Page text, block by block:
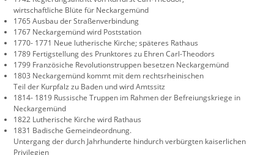
wirtschaftliche Blüte für Neckargemünd
1765 Ausbau der Straßenverbindung
1767 Neckargemünd wird Poststation
1770- 1771 Neue lutherische Kirche; späteres Rathaus
1789 Fertigstellung des Prunktores zu Ehren Carl-Theodors
1799 Französiche Revolutionstruppen besetzen Neckargemünd
1803 Neckargemünd kommt mit dem rechtsrheinischen
Teil der Kurpfalz zu Baden und wird Amtssitz
1814- 1819 Russische Truppen im Rahmen der Befreiungskriege in
Neckargemünd
1822 Lutherische Kirche wird Rathaus
1831 Badische Gemeindeordnung.
Untergang der durch Jahrhunderte hindurch verbürgten kaiserlichen
Privilegien